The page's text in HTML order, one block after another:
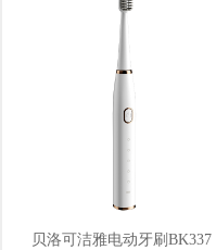
贝洛可洁雅电动牙刷BK337